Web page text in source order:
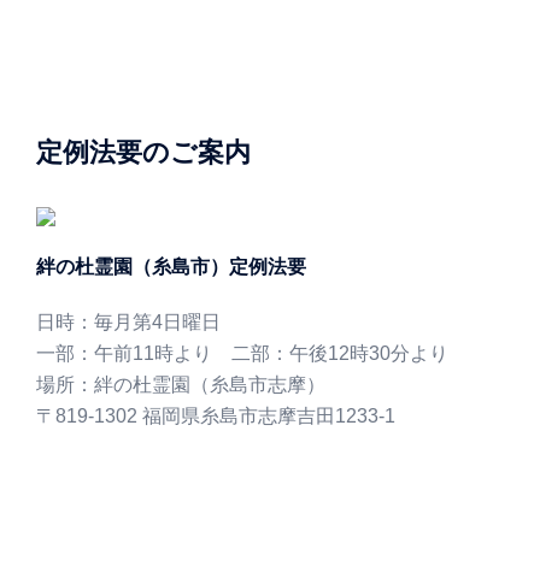
定例法要のご案内
絆の杜霊園（糸島市）定例法要
日時：毎月第4日曜日
一部：午前11時より 二部：午後12時30分より
場所：絆の杜霊園（糸島市志摩）
〒819-1302 福岡県糸島市志摩吉田1233-1